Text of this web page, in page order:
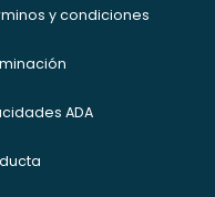
y condiciones
ADA